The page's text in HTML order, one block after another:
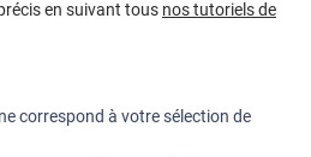
en suivant tous nos tutoriels de
correspond à votre sélection de